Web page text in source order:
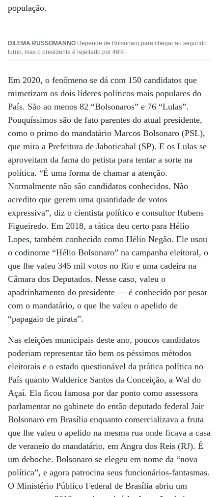
população.
DILEMA RUSSOMANNO Depende de Bolsonaro para chegar ao segundo
turno, mas o presidente é rejeitado por 46%
Em 2020, o fenômeno se dá com 150 candidatos que
mimetizam os dois líderes políticos mais populares do
País. São ao menos 82 “Bolsonaros” e 76 “Lulas”.
Pouquíssimos são de fato parentes do atual presidente,
como o primo do mandatário Marcos Bolsonaro (PSL),
que mira a Prefeitura de Jaboticabal (SP). E os Lulas se
aproveitam da fama do petista para tentar a sorte na
política. “É uma forma de chamar a atenção.
Normalmente não são candidatos conhecidos. Não
acredito que gerem uma quantidade de votos
expressiva”, diz o cientista político e consultor Rubens
Figueiredo. Em 2018, a tática deu certo para Hélio
Lopes, também conhecido como Hélio Negão. Ele usou
o codinome “Hélio Bolsonaro” na campanha eleitoral, o
que lhe valeu 345 mil votos no Rio e uma cadeira na
Câmara dos Deputados. Nesse caso, valeu o
apadrinhamento do presidente — é conhecido por posar
com o mandatário, o que lhe valeu o apelido de
“papagaio de pirata”.
Nas eleições municipais deste ano, poucos candidatos
poderiam representar tão bem os péssimos métodos
eleitorais e o estado questionável da prática política no
País quanto Walderice Santos da Conceição, a Wal do
Açaí. Ela ficou famosa por dar ponto como assessora
parlamentar no gabinete do então deputado federal Jair
Bolsonaro em Brasília enquanto comercializava a fruta
que lhe valeu o apelido na mesma rua onde ficava a casa
de veraneio do mandatário, em Angra dos Reis (RJ). É
um deboche. Bolsonaro se elegeu em nome da “nova
política”, e agora patrocina seus funcionários-fantasmas.
O Ministério Público Federal de Brasília abriu um